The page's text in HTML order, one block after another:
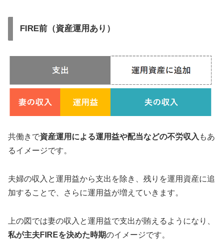
FIRE前（資産運用あり）
共働きで資産運用による運用益や配当などの不労収入 もあ
るイメージです。
夫婦の収入と運用益から支出を除き、残りを運用資産に追
加することで、さらに運用益が増えていきます。
上の図では妻の収入と運用益で支出が賄えるようになり、
私が主夫FIREを決めた時期のイメージです。